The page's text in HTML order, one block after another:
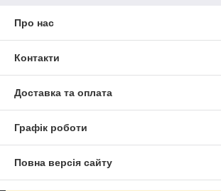
Про нас
Контакти
Доставка та оплата
Графік роботи
Повна версія сайту